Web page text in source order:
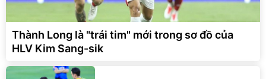
Thành Long là "trái tim" mới trong sơ đồ của
HLV Kim Sang-sik